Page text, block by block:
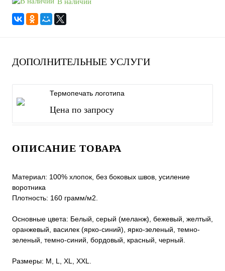
ДОПОЛНИТЕЛЬНЫЕ УСЛУГИ
Термопечать логотипа
Цена по запросу
ОПИСАНИЕ ТОВАРА
Материал: 100% хлопок, без боковых швов, усиление
воротника
Плотность: 160 грамм/м2.
Основные цвета: Белый, серый (меланж), бежевый, желтый,
оранжевый, василек (ярко-синий), ярко-зеленый, темно-
зеленый, темно-синий, бордовый, красный, черный.
Размеры: M, L, XL, XXL.